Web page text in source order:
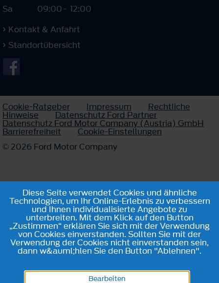
Sa
09:00- 12:00
Kontakt & Anfahrt
Standortübersicht
Cookie-Ratgeber Impressum Rechtliche
Hinweise Datenschutz Ford Partner
Datenschutz Ford Motor Company (Austria) GmbH
Barrierefreiheit
Cookie-Einstellungen
© 2026 Ford Motor Company
Diese Seite verwendet Cookies und ähnliche
Technologien, um Ihr Online-Erlebnis zu verbessern
und Ihnen individualisierte Angebote zu
unterbreiten. Mit dem Klick auf den Button
„Zustimmen“ erklären Sie sich mit der Verwendung
von Cookies einverstanden. Sollten Sie mit der
Verwendung der Cookies nicht einverstanden sein,
dann w&auml;hlen Sie den Button "Ablehnen".
Bearbeiten